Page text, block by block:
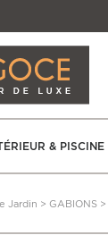
& PISCINE
Jardin > GABIONS >